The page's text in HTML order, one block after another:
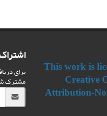
This work is
Creative
Attribution-
برای
مشترک